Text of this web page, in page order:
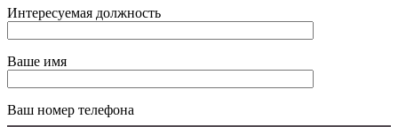
Интересуемая должность
Ваше имя
Ваш номер телефона